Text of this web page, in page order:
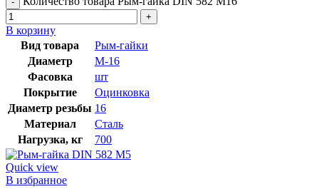
В корзину
Вид товара
Рым-гайки
Диаметр
М-16
Фасовка
шт
Покрытие
Оцинковка
Диаметр резьбы 16
Материал
Сталь
Нагрузка, кг
700
Quick view
В избранное